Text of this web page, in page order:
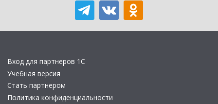
Вход для партнеров 1С
Учебная версия
Стать партнером
Политика конфиденциальности